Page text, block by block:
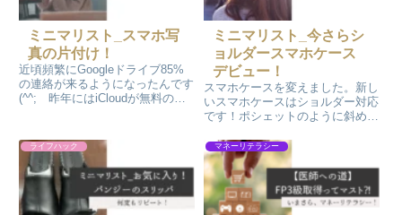
ミニマリスト_スマホ写
真の片付け！
近頃頻繁にGoogleドライブ85%
の連絡が来るようになったんです
(^^; 昨年にはiCloudが無料の容
のですが…。そこで容量占有の原
因でもあるスマホの写真の断捨離
を開始です！！
ミニマリスト_今さらシ
ョルダースマホケース
デビュー！
スマホケースを変えました。新し
いスマホケースはショルダー対応
です！ポシェットのように斜めが
れていたのでメッチャ喜んでいま
す(^^)/
ライフハック マネーリテラシー